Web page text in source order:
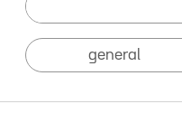
general